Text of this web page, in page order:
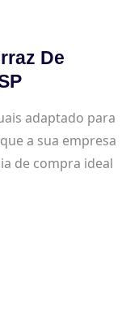
De
adaptado para
a sua empresa
de compra ideal